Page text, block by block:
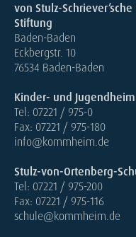
von Stulz-Schriever’sche
Stiftung
Baden-Baden
Eckbergstr. 10
76534 Baden-Baden
Kinder- und Jugendheim
Tel: 07221 / 975-0
Fax: 07221 / 975-180
info@kommheim.de
Stulz-von-Ortenberg-
Tel: 07221 / 975-200
Fax: 07221 / 975-116
schule@kommheim.de